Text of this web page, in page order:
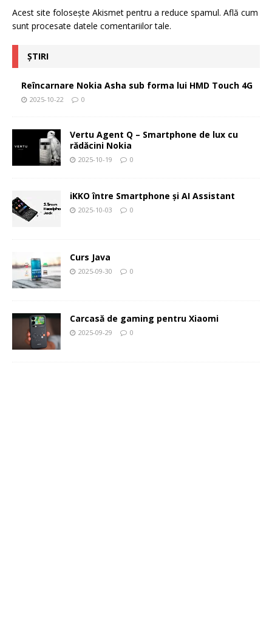
Acest site folosește Akismet pentru a reduce spamul. Află cum
sunt procesate datele comentariilor tale.
ȘTIRI
Reîncarnare Nokia Asha sub forma lui HMD Touch 4G
2025-10-22 0
Vertu Agent Q – Smartphone de lux cu
rădăcini Nokia
2025-10-19 0
iKKO între Smartphone și AI Assistant
2025-10-03 0
Curs Java
2025-09-30 0
Carcasă de gaming pentru Xiaomi
2025-09-29 0